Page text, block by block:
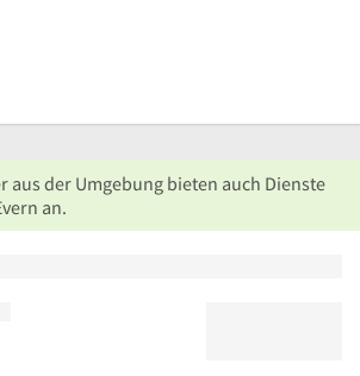
aus der Umgebung bieten auch Dienste
an.